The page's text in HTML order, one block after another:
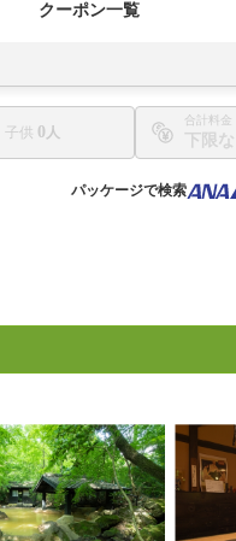
クーポン一覧
子供 0
合計料金
パッケージで検索